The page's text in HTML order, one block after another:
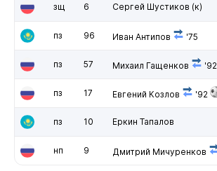
зщ 6 Сергей Шустиков (к)
пз 96 Иван Антипов '75
пз 57 Михаил Гащенков '92
пз 17 Евгений Козлов '92
пз 10 Еркин Тапалов
нп 9 Дмитрий Мичуренков